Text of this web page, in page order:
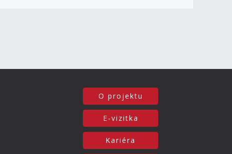
O projektu
E-vizitka
Kariéra